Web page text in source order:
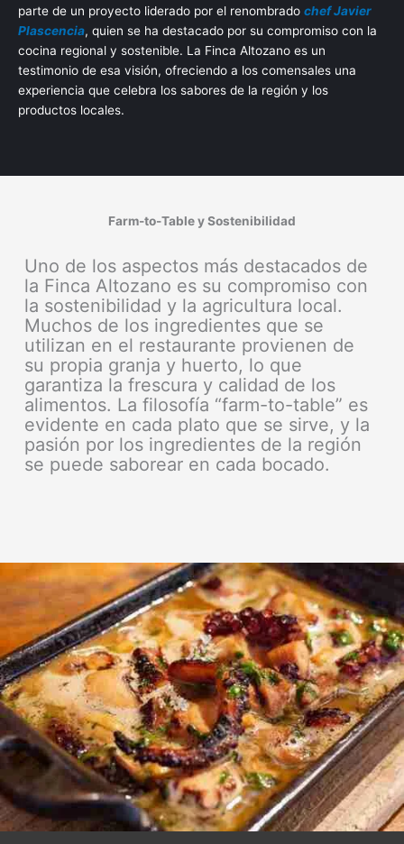
parte de un proyecto liderado por el renombrado chef Javier
Plascencia, quien se ha destacado por su compromiso con la
cocina regional y sostenible. La Finca Altozano es un
testimonio de esa visión, ofreciendo a los comensales una
experiencia que celebra los sabores de la región y los
productos locales.
Farm-to-Table y Sostenibilidad
Uno de los aspectos más destacados de
la Finca Altozano es su compromiso con
la sostenibilidad y la agricultura local.
Muchos de los ingredientes que se
utilizan en el restaurante provienen de
su propia granja y huerto, lo que
garantiza la frescura y calidad de los
alimentos. La filosofía “farm-to-table” es
evidente en cada plato que se sirve, y la
pasión por los ingredientes de la región
se puede saborear en cada bocado.